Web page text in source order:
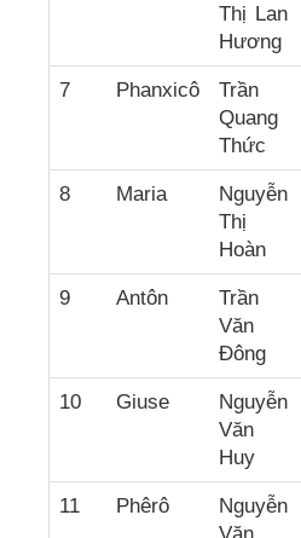
Thị Lan
Hương
7 Phanxicô
Trần
Quang
Thức
8 Maria
Nguyễn
Thị
Hoàn
9 Antôn
Trần
Văn
Đông
10 Giuse
Nguyễn
Văn
Huy
11 Phêrô
Nguyễn
Văn